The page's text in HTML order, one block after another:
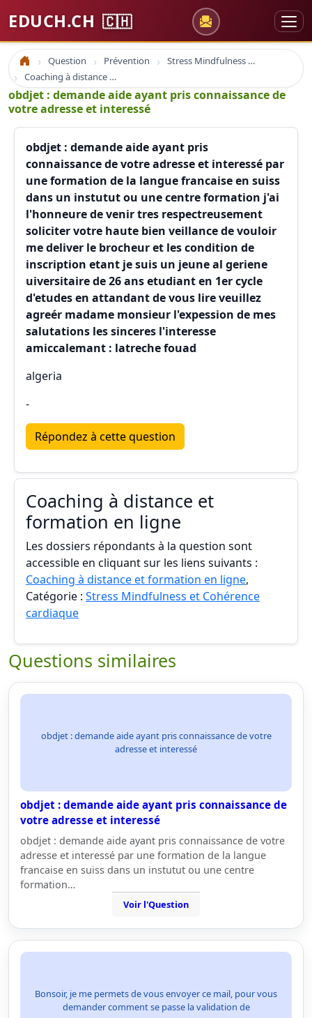
EDUCH.CH 🇨🇭
Accueil Question Prévention
Stress Mindfulness et Cohérence cardiaque
Coaching à distance et formation en ligne
obdjet : demande aide ayant pris connaissance de
votre adresse et interessé
obdjet : demande aide ayant pris
connaissance de votre adresse et interessé par
une formation de la langue francaise en suiss
dans un instutut ou une centre formation j'ai
l'honneure de venir tres respectreusement
soliciter votre haute bien veillance de vouloir
me deliver le brocheur et les condition de
inscription etant je suis un jeune al geriene
uiversitaire de 26 ans etudiant en 1er cycle
d'etudes en attandant de vous lire veuillez
agreér madame monsieur l'expession de mes
salutations les sinceres l'interesse
amiccalemant : latreche fouad
algeria
-
Répondez à cette question
Coaching à distance et
formation en ligne
Les dossiers répondants à la question sont
accessible en cliquant sur les liens suivants :
Coaching à distance et formation en ligne,
Catégorie : Stress Mindfulness et Cohérence
cardiaque
Questions similaires
obdjet : demande aide ayant pris connaissance de votre
adresse et interessé
obdjet : demande aide ayant pris connaissance de
votre adresse et interessé
obdjet : demande aide ayant pris connaissance de votre
adresse et interessé par une formation de la langue
francaise en suiss dans un instutut ou une centre
formation…
Voir l'Question
Bonsoir, je me permets de vous envoyer ce mail, pour vous
demander comment se passe la validation de